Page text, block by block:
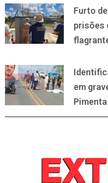
Furto
prisões
em